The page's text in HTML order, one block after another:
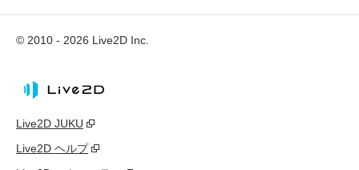
© 2010 - 2026 Live2D Inc.
Live2D JUKU
Live2D ヘルプ